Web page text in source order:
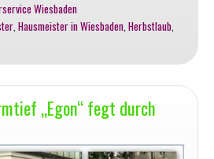
Wiesbaden
Hausmeister in Wiesbaden Herbstlaub
„Egon“ fegt durch